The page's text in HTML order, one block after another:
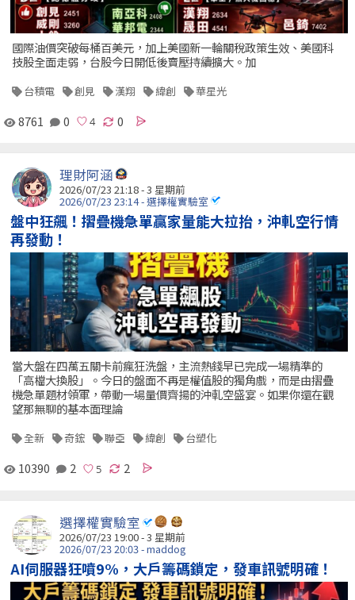
國際油價突破每桶百美元，加上美國新一輪關稅政策生效、美國科
技股全面走弱，台股今日開低後賣壓持續擴大。加
台積電 創見 漢翔 緯創 華星光
8761 0 0
理財阿涵
2026/07/23 21:18 - 3 星期前
2026/07/23 23:14 - 選擇權實驗室
盤中狂飆！摺疊機急單贏家量能大拉抬，沖軋空行情
再發動！
當大盤在四萬五關卡前瘋狂洗盤，主流熱錢早已完成一場精準的
「高檔大換股」。今日的盤面不再是權值股的獨角戲，而是由摺疊
機急單題材領軍，帶動一場量價齊揚的沖軋空盛宴。如果你還在觀
望那無聊的基本面理論
全新 奇鋐 聯亞 緯創 台塑化
10390 2 2
選擇權實驗室
2026/07/23 19:00 - 3 星期前
2026/07/23 20:03 - maddog
AI伺服器狂噴9%，大戶籌碼鎖定，發車訊號明確！